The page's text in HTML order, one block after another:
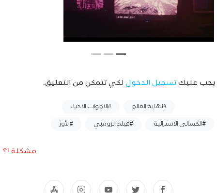
يجب عليك تسجيل الدخول لكي تتمكن من التعليق.
#نهاية العالم #الاموات الاحياء
#الكسالى الاسترالية #فيلم الزومبي #الأوز
مشكلة !؟